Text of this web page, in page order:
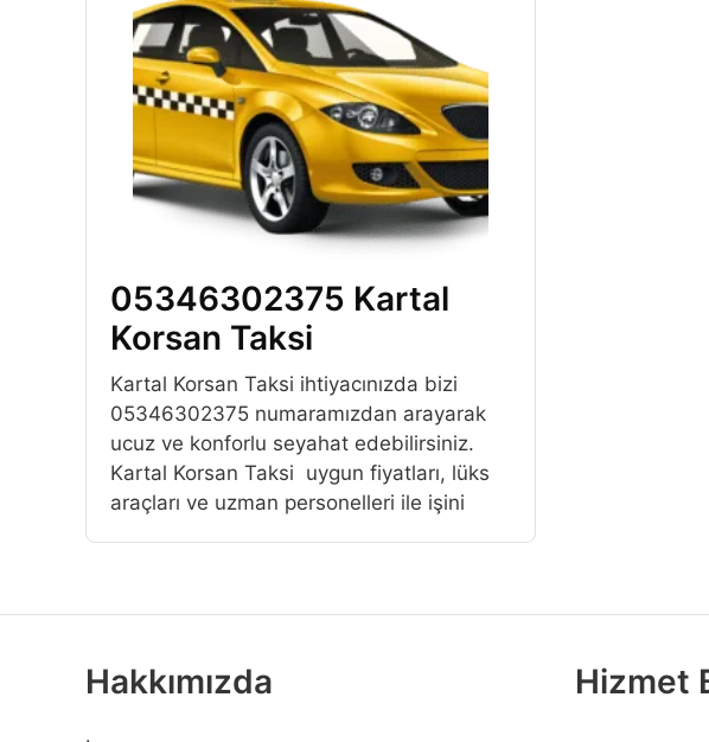
05346302375 Kartal
Korsan Taksi
Kartal Korsan Taksi ihtiyacınızda bizi
05346302375 numaramızdan arayarak
ucuz ve konforlu seyahat edebilirsiniz.
Kartal Korsan Taksi uygun fiyatları, lüks
araçları ve uzman personelleri ile işini
Hakkımızda Hizmet